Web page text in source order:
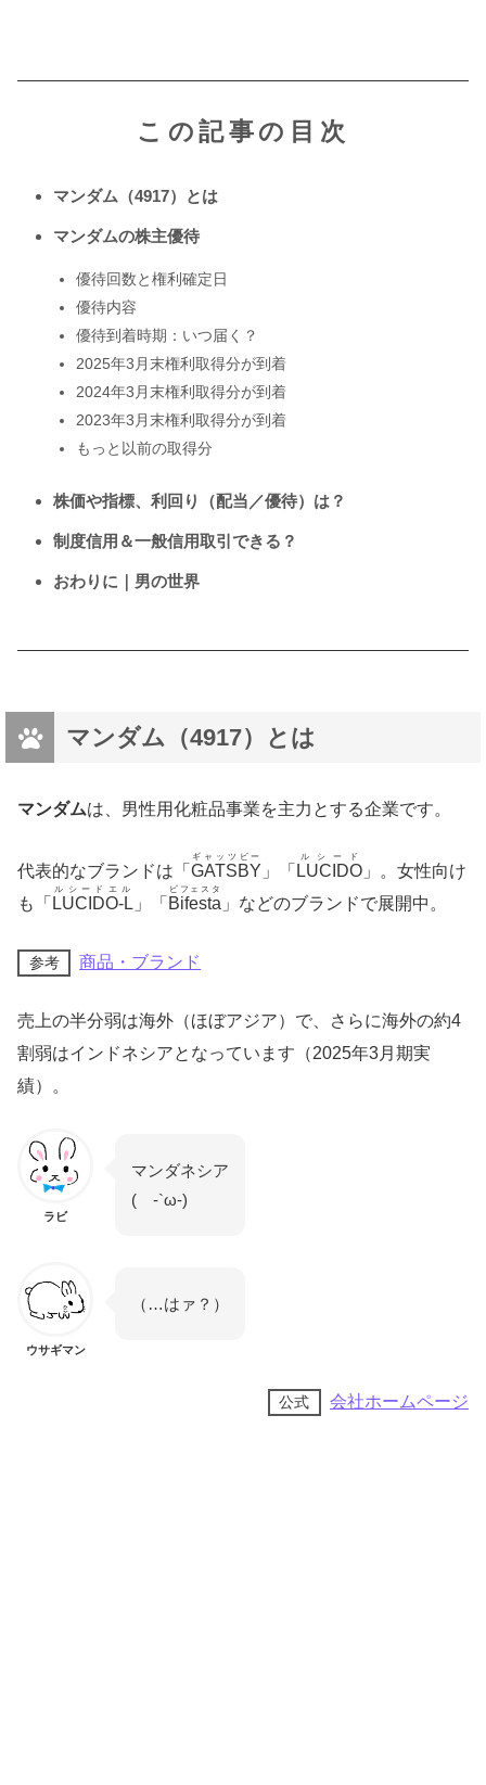
この記事の目次
マンダム（4917）とは
マンダムの株主優待
優待回数と権利確定日
優待内容
優待到着時期：いつ届く？
2025年3月末権利取得分が到着
2024年3月末権利取得分が到着
2023年3月末権利取得分が到着
もっと以前の取得分
株価や指標、利回り（配当／優待）は？
制度信用＆一般信用取引できる？
おわりに｜男の世界
マンダム（4917）とは
マンダムは、男性用化粧品事業を主力とする企業です。
代表的なブランドは「 GATSBY
ギャッツビー
」「 LUCIDO
ルシード
」。女性向け
も「 LUCIDO-L
ルシードエル
」「 Bifesta
ビフェスタ
」などのブランドで展開中。
参考 商品・ブランド
売上の半分弱は海外（ほぼアジア）で、さらに海外の約4
割弱はインドネシアとなっています（2025年3月期実
績）。
ラビ
マンダネシア
( -`ω-)
ウサギマン
（…はァ？）
公式 会社ホームページ